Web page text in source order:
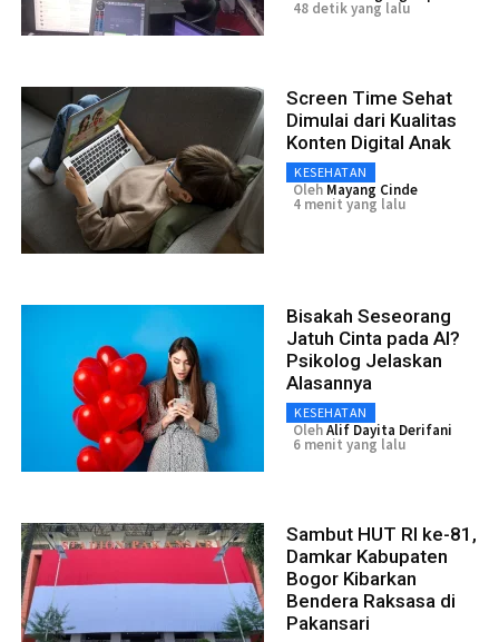
48 detik yang lalu
Screen Time Sehat
Dimulai dari Kualitas
Konten Digital Anak
KESEHATAN
Oleh Mayang Cinde
4 menit yang lalu
Bisakah Seseorang
Jatuh Cinta pada AI?
Psikolog Jelaskan
Alasannya
KESEHATAN
OlehAlif Dayita Derifani
6 menit yang lalu
Sambut HUT RI ke-81,
Damkar Kabupaten
Bogor Kibarkan
Bendera Raksasa di
Pakansari